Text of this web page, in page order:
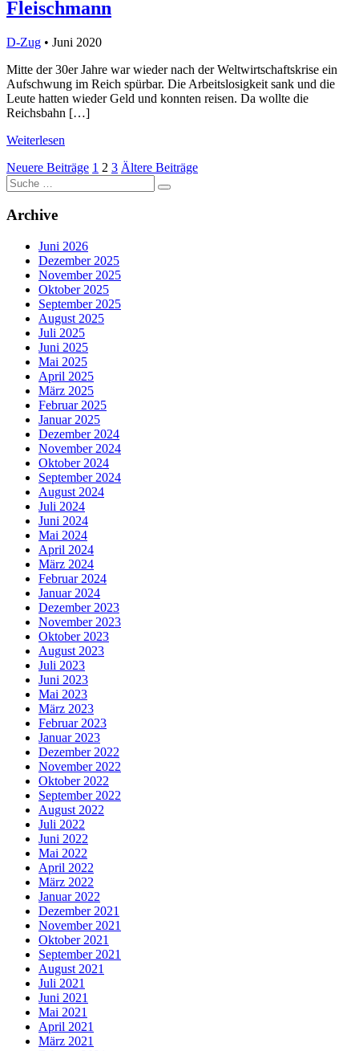
Fleischmann
D-Zug • Juni 2020
Mitte der 30er Jahre war wieder nach der Weltwirtschaftskrise ein
Aufschwung im Reich spürbar. Die Arbeitslosigkeit sank und die
Leute hatten wieder Geld und konnten reisen. Da wollte die
Reichsbahn […]
Weiterlesen
Seitennummerierung
der
Beiträge
Neuere Beiträge 1 2 3 Ältere Beiträge
Suche
nach:
Archive
Juni 2026
Dezember 2025
November 2025
Oktober 2025
September 2025
August 2025
Juli 2025
Juni 2025
Mai 2025
April 2025
März 2025
Februar 2025
Januar 2025
Dezember 2024
November 2024
Oktober 2024
September 2024
August 2024
Juli 2024
Juni 2024
Mai 2024
April 2024
März 2024
Februar 2024
Januar 2024
Dezember 2023
November 2023
Oktober 2023
August 2023
Juli 2023
Juni 2023
Mai 2023
März 2023
Februar 2023
Januar 2023
Dezember 2022
November 2022
Oktober 2022
September 2022
August 2022
Juli 2022
Juni 2022
Mai 2022
April 2022
März 2022
Januar 2022
Dezember 2021
November 2021
Oktober 2021
September 2021
August 2021
Juli 2021
Juni 2021
Mai 2021
April 2021
März 2021